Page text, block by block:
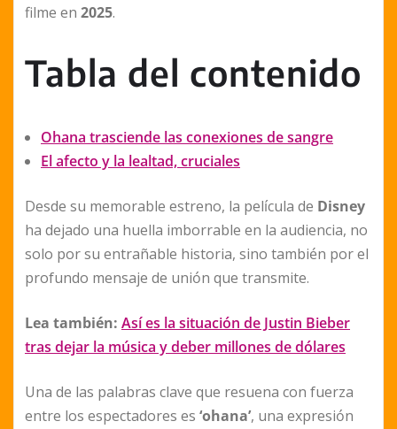
filme en 2025.
Tabla del contenido
Ohana trasciende las conexiones de sangre
El afecto y la lealtad, cruciales
Desde su memorable estreno, la película de Disney
ha dejado una huella imborrable en la audiencia, no
solo por su entrañable historia, sino también por el
profundo mensaje de unión que transmite.
Lea también: Así es la situación de Justin Bieber
tras dejar la música y deber millones de dólares
Una de las palabras clave que resuena con fuerza
entre los espectadores es ‘ohana’, una expresión